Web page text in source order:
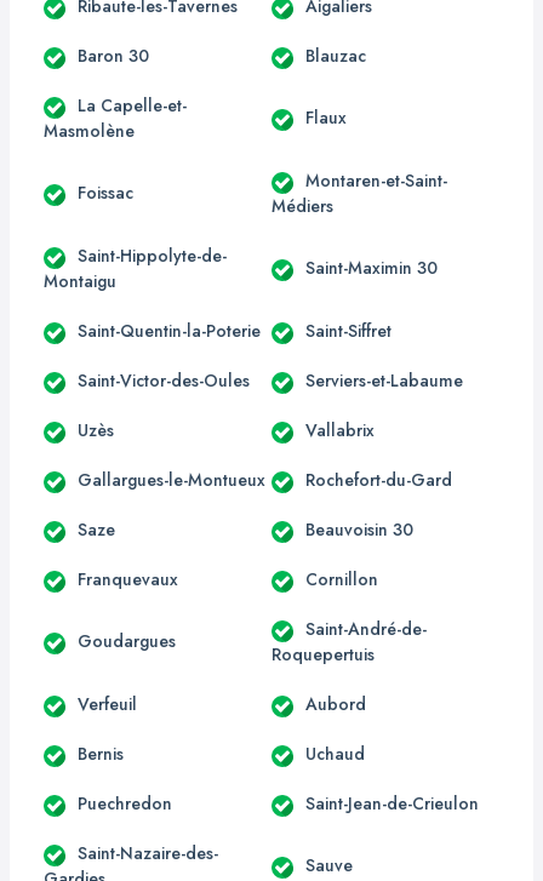
Ribaute-les-Tavernes Aigaliers
Baron 30 Blauzac
La Capelle-et-
Masmolène
Flaux
Foissac
Montaren-et-Saint-
Médiers
Saint-Hippolyte-de-
Montaigu
Saint-Maximin 30
Saint-Quentin-la-Poterie Saint-Siffret
Saint-Victor-des-Oules Serviers-et-Labaume
Uzès Vallabrix
Gallargues-le-Montueux Rochefort-du-Gard
Saze Beauvoisin 30
Franquevaux Cornillon
Goudargues
Saint-André-de-
Roquepertuis
Verfeuil Aubord
Bernis Uchaud
Puechredon Saint-Jean-de-Crieulon
Saint-Nazaire-des-
Sauve